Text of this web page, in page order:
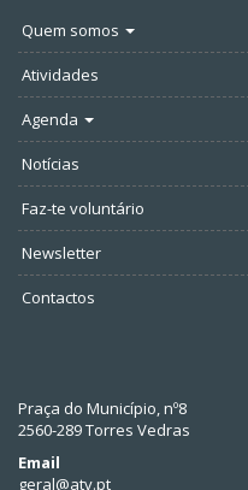
Quem somos
Atividades
Agenda
Notícias
Faz-te voluntário
Newsletter
Contactos
Praça do Município, nº8
2560-289 Torres Vedras
Email
geral@atv.pt